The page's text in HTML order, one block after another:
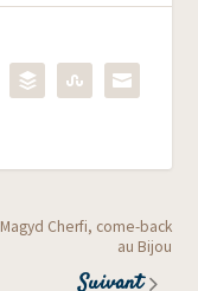
Magyd Cherfi, come-back
au Bijou
Suivant